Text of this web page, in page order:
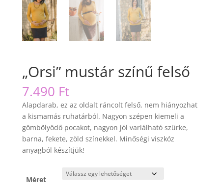
„Orsi” mustár színű felső
7.490 Ft
Alapdarab, ez az oldalt ráncolt felső, nem hiányozhat
a kismamás ruhatárból. Nagyon szépen kiemeli a
gömbölyödő pocakot, nagyon jól variálható szürke,
barna, fekete, zöld színekkel. Minőségi viszkóz
anyagból készítjük!
Méret